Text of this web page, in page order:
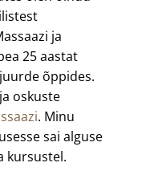
ja
25 aastat
õppides.
oskuste
. Minu
sai alguse
kursustel.